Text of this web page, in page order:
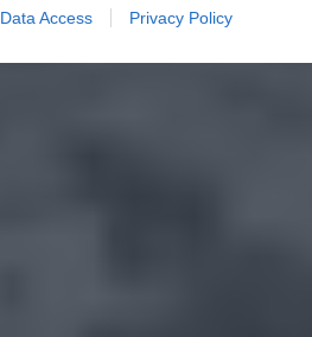
Data Access Privacy Policy